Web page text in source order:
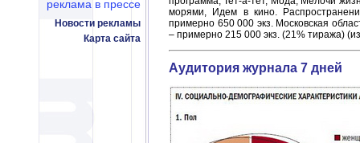
реклама в прессе
Новости рекламы
Карта сайта
морями, Идем в кино.
примерно 650 000 экз. Московская
– примерно 215 000 экз. (21% тиража)
Аудитория журнала 7 дней